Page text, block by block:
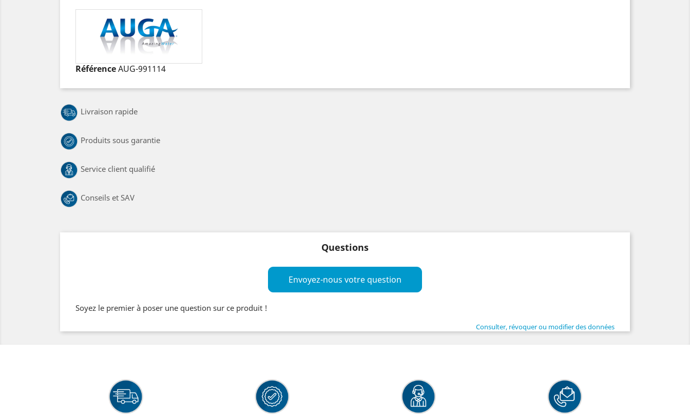
RéférenceAUG-991114
Livraison rapide
Produits sous garantie
Service client qualifié
Conseils et SAV
Questions
Envoyez-nous votre question
Soyez le premier à poser une question sur ce produit !
Consulter, révoquer ou modifier des données